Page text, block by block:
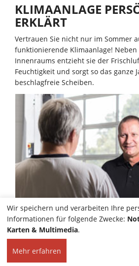
KLIMAANLAGE
ERKLÄRT
Vertrauen Sie nicht nur im Sommer
funktionierende Klimaanlage!
Innenraums entzieht sie der
Feuchtigkeit und sorgt so das ganze
beschlagfreie Scheiben.
Wir speichern und verarbeiten Ihre
Informationen für folgende Zwecke:
Karten & Multimedia.
Mehr erfahren